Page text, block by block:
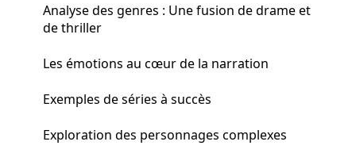
Analyse des genres : Une fusion de drame et
de thriller
Les émotions au cœur de la narration
Exemples de séries à succès
Exploration des personnages complexes